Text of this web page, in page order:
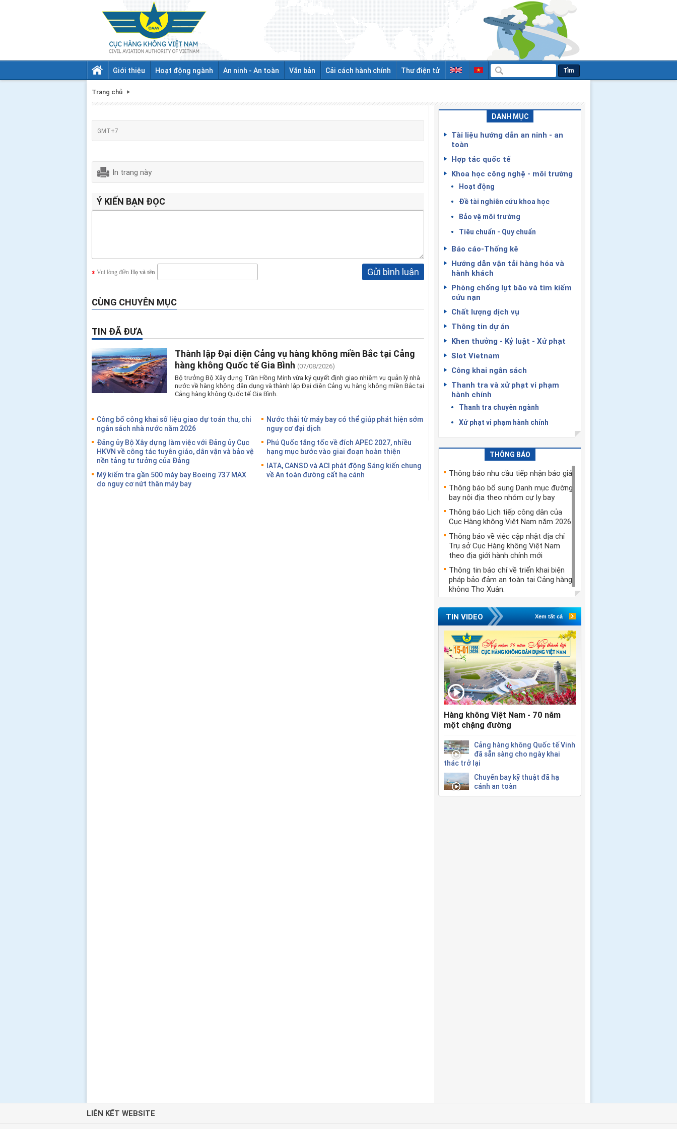
Giới thiệu Hoạt động ngành An ninh - An toàn Văn bản Cải cách hành chính Thư điện tử Tìm
Trang chủ
GMT+7
In trang này
Ý KIẾN BẠN ĐỌC
Vui lòng điền Họ và tên Gửi bình luận
CÙNG CHUYÊN MỤC
TIN ĐÃ ĐƯA
Thành lập Đại diện Cảng vụ hàng không miền Bắc tại Cảng
hàng không Quốc tế Gia Bình (07/08/2026)
Bộ trưởng Bộ Xây dựng Trần Hồng Minh vừa ký quyết định giao nhiệm vụ quản lý nhà
nước về hàng không dân dụng và thành lập Đại diện Cảng vụ hàng không miền Bắc tại
Cảng hàng không Quốc tế Gia Bình.
Công bố công khai số liệu giao dự toán thu, chi
ngân sách nhà nước năm 2026
Đảng ủy Bộ Xây dựng làm việc với Đảng ủy Cục
HKVN về công tác tuyên giáo, dân vận và bảo vệ
nền tảng tư tưởng của Đảng
Mỹ kiểm tra gần 500 máy bay Boeing 737 MAX
do nguy cơ nứt thân máy bay
Nước thải từ máy bay có thể giúp phát hiện sớm
nguy cơ đại dịch
Phú Quốc tăng tốc về đích APEC 2027, nhiều
hạng mục bước vào giai đoạn hoàn thiện
IATA, CANSO và ACI phát động Sáng kiến chung
về An toàn đường cất hạ cánh
DANH MỤC
Tài liệu hướng dẫn an ninh - an
toàn
Hợp tác quốc tế
Khoa học công nghệ - môi trường
Hoạt động
Đề tài nghiên cứu khoa học
Bảo vệ môi trường
Tiêu chuẩn - Quy chuẩn
Báo cáo-Thống kê
Hướng dẫn vận tải hàng hóa và
hành khách
Phòng chống lụt bão và tìm kiếm
cứu nạn
Chất lượng dịch vụ
Thông tin dự án
Khen thưởng - Kỷ luật - Xử phạt
Slot Vietnam
Công khai ngân sách
Thanh tra và xử phạt vi phạm
hành chính
Thanh tra chuyên ngành
Xử phạt vi phạm hành chính
THÔNG BÁO
Thông báo nhu cầu tiếp nhận báo giá
Thông báo bổ sung Danh mục đường
bay nội địa theo nhóm cự ly bay
Thông báo Lịch tiếp công dân của
Cục Hàng không Việt Nam năm 2026
Thông báo về việc cập nhật địa chỉ
Trụ sở Cục Hàng không Việt Nam
theo địa giới hành chính mới
Thông tin báo chí về triển khai biện
pháp bảo đảm an toàn tại Cảng hàng
không Thọ Xuân.
TIN VIDEO Xem tất cả
Hàng không Việt Nam - 70 năm
một chặng đường
Cảng hàng không Quốc tế Vinh
đã sẵn sàng cho ngày khai
thác trở lại
Chuyến bay kỹ thuật đã hạ
cánh an toàn
LIÊN KẾT WEBSITE